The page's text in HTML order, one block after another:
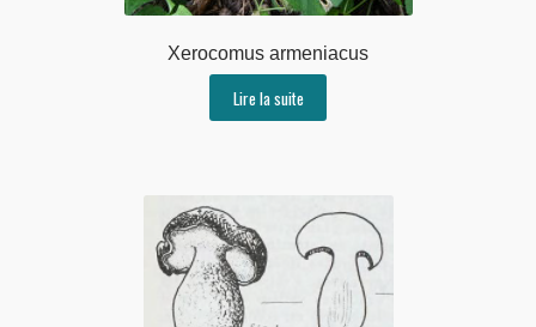
Xerocomus armeniacus
Lire la suite